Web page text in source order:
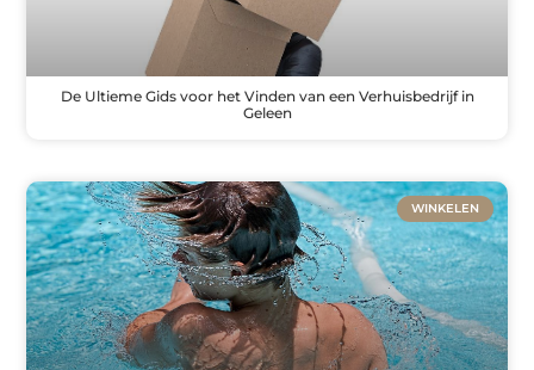
De Ultieme Gids voor het Vinden van een Verhuisbedrijf in
Geleen
WINKELEN